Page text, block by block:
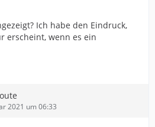
Ich habe den Eindruck,
erscheint, wenn es ein
2021 um 06:33